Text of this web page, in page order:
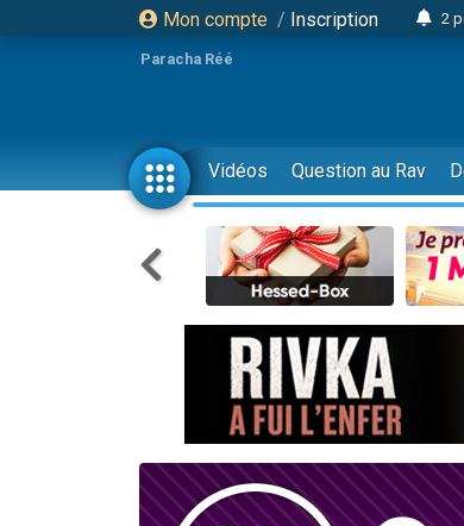
Mon compte / Inscription
6
4
4
3
2
Paracha Réé
Vidéos Question au Rav